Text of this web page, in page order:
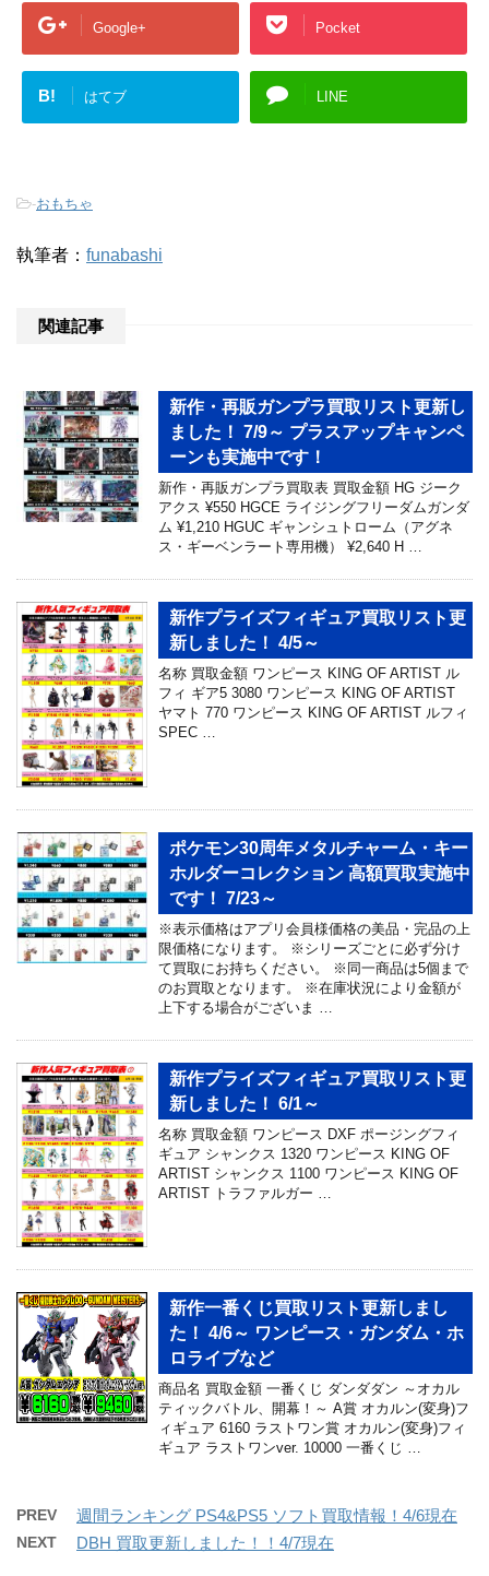
Google+ Pocket
B! はてブ LINE
-おもちゃ
執筆者： funabashi
関連記事
新作・再販ガンプラ買取リスト更新し
ました！ 7/9～ プラスアップキャンペ
ーンも実施中です！
新作・再販ガンプラ買取表 買取金額 HG ジーク
アクス ¥550 HGCE ライジングフリーダムガンダ
ム ¥1,210 HGUC ギャンシュトローム（アグネ
ス・ギーベンラート専用機） ¥2,640 H …
新作プライズフィギュア買取リスト更
新しました！ 4/5～
名称 買取金額 ワンピース KING OF ARTIST ル
フィ ギア5 3080 ワンピース KING OF ARTIST
ヤマト 770 ワンピース KING OF ARTIST ルフィ
SPEC …
ポケモン30周年メタルチャーム・キー
ホルダーコレクション 高額買取実施中
です！ 7/23～
※表示価格はアプリ会員様価格の美品・完品の上
限価格になります。 ※シリーズごとに必ず分け
て買取にお持ちください。 ※同一商品は5個まで
のお買取となります。 ※在庫状況により金額が
上下する場合がございま …
新作プライズフィギュア買取リスト更
新しました！ 6/1～
名称 買取金額 ワンピース DXF ポージングフィ
ギュア シャンクス 1320 ワンピース KING OF
ARTIST シャンクス 1100 ワンピース KING OF
ARTIST トラファルガー …
新作一番くじ買取リスト更新しまし
た！ 4/6～ ワンピース・ガンダム・ホ
ロライブなど
商品名 買取金額 一番くじ ダンダダン ～オカル
ティックバトル、開幕！～ A賞 オカルン(変身)フ
ィギュア 6160 ラストワン賞 オカルン(変身)フィ
ギュア ラストワンver. 10000 一番くじ …
PREV 週間ランキング PS4&PS5 ソフト買取情報！4/6現在
NEXT DBH 買取更新しました！！4/7現在